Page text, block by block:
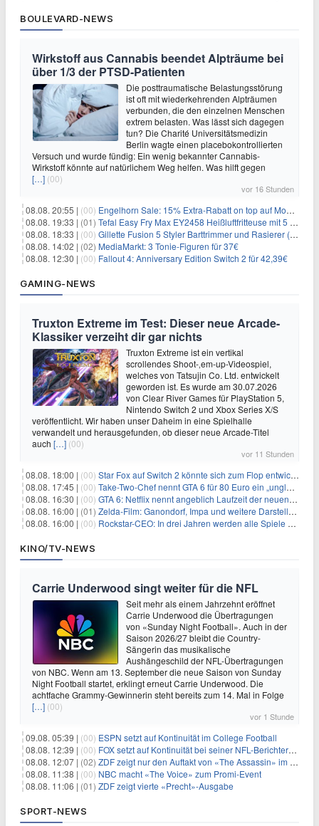
BOULEVARD-NEWS
Wirkstoff aus Cannabis beendet Alpträume bei
über 1/3 der PTSD-Patienten
Die posttraumatische Belastungsstörung
ist oft mit wiederkehrenden Alpträumen
verbunden, die den einzelnen Menschen
extrem belasten. Was lässt sich dagegen
tun? Die Charité Universitätsmedizin
Berlin wagte einen placebokontrollierten
Versuch und wurde fündig: Ein wenig bekannter Cannabis-
Wirkstoff könnte auf natürlichem Weg helfen. Was hilft gegen
[…] (00)
vor 16 Stunden
08.08. 20:55 | (00) Engelhorn Sale: 15% Extra-Rabatt on top auf Mode- und Sport-Artikel
08.08. 19:33 | (01) Tefal Easy Fry Max EY2458 Heißluftfritteuse mit 5 Litern für 64,99€
08.08. 18:33 | (00) Gillette Fusion 5 Styler Barttrimmer und Rasierer (All in One) für 16€
08.08. 14:02 | (02) MediaMarkt: 3 Tonie-Figuren für 37€
08.08. 12:30 | (00) Fallout 4: Anniversary Edition Switch 2 für 42,39€
GAMING-NEWS
Truxton Extreme im Test: Dieser neue Arcade-
Klassiker verzeiht dir gar nichts
Truxton Extreme ist ein vertikal
scrollendes Shoot-‚em-up-Videospiel,
welches von Tatsujin Co. Ltd. entwickelt
geworden ist. Es wurde am 30.07.2026
von Clear River Games für PlayStation 5,
Nintendo Switch 2 und Xbox Series X/S
veröffentlicht. Wir haben unser Daheim in eine Spielhalle
verwandelt und herausgefunden, ob dieser neue Arcade-Titel
auch […] (00)
vor 11 Stunden
08.08. 18:00 | (00) Star Fox auf Switch 2 könnte sich zum Flop entwickeln
08.08. 17:45 | (00) Take-Two-Chef nennt GTA 6 für 80 Euro ein „unglaubliches Schnäppchen“
08.08. 16:30 | (00) GTA 6: Netflix nennt angeblich Laufzeit der neuen Gameplay-Präsentation
08.08. 16:00 | (01) Zelda-Film: Ganondorf, Impa und weitere Darsteller sollen feststehen
08.08. 16:00 | (00) Rockstar-CEO: In drei Jahren werden alle Spiele gestreamt
KINO/TV-NEWS
Carrie Underwood singt weiter für die NFL
Seit mehr als einem Jahrzehnt eröffnet
Carrie Underwood die Übertragungen
von «Sunday Night Football». Auch in der
Saison 2026/27 bleibt die Country-
Sängerin das musikalische
Aushängeschild der NFL-Übertragungen
von NBC. Wenn am 13. September die neue Saison von Sunday
Night Football startet, erklingt erneut Carrie Underwood. Die
achtfache Grammy-Gewinnerin steht bereits zum 14. Mal in Folge
[…] (00)
vor 1 Stunde
09.08. 05:39 | (00) ESPN setzt auf Kontinuität im College Football
08.08. 12:39 | (00) FOX setzt auf Kontinuität bei seiner NFL-Berichterstattung
08.08. 12:07 | (02) ZDF zeigt nur den Auftakt von «The Assassin» im Fernsehen
08.08. 11:38 | (00) NBC macht «The Voice» zum Promi-Event
08.08. 11:06 | (01) ZDF zeigt vierte «Precht»-Ausgabe
SPORT-NEWS